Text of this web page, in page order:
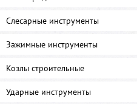
Слесарные инструменты
Зажимные инструменты
Козлы строительные
Ударные инструменты